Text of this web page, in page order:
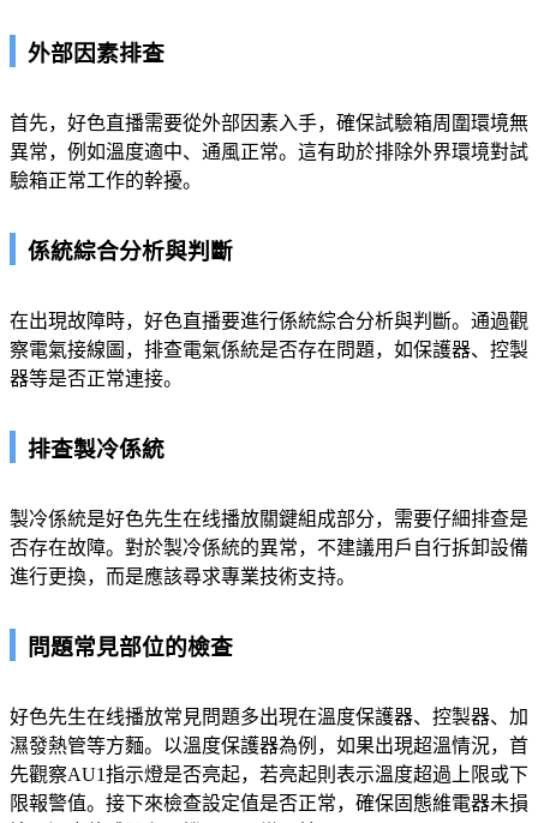
外部因素排查
首先，好色直播需要從外部因素入手，確保試驗箱周圍環境無
異常，例如溫度適中、通風正常。這有助於排除外界環境對試
驗箱正常工作的幹擾。
係統綜合分析與判斷
在出現故障時，好色直播要進行係統綜合分析與判斷。通過觀
察電氣接線圖，排查電氣係統是否存在問題，如保護器、控製
器等是否正常連接。
排查製冷係統
製冷係統是好色先生在线播放關鍵組成部分，需要仔細排查是
否存在故障。對於製冷係統的異常，不建議用戶自行拆卸設備
進行更換，而是應該尋求專業技術支持。
問題常見部位的檢查
好色先生在线播放常見問題多出現在溫度保護器、控製器、加
濕發熱管等方麵。以溫度保護器為例，如果出現超溫情況，首
先觀察AU1指示燈是否亮起，若亮起則表示溫度超過上限或下
限報警值。接下來檢查設定值是否正常，確保固態維電器未損